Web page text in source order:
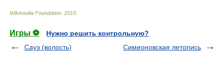
Wikimedia Foundation 2010
Игры ⚽
Нужно решить контрольную?
Сауэ (волость)
Симеоновская летопись